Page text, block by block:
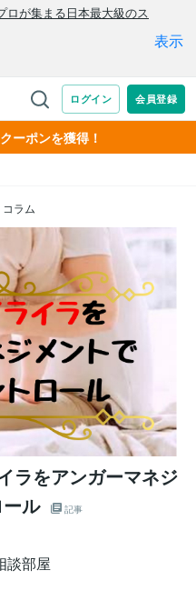
ーポンを獲得！
コラム
ラをアンガーマネジ
ル
記事
談部屋